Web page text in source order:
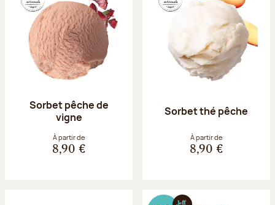
Sorbet pêche de
vigne
À partir de
8,90 €
Sorbet thé pêche
À partir de
8,90 €